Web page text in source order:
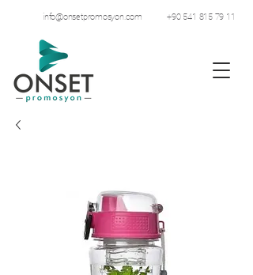
+90 541 815 79 11
info@onsetpromosyon.com